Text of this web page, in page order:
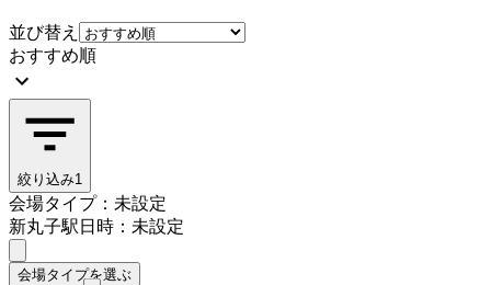
並び替え
おすすめ順
絞り込み1
会場タイプ：未設定
新丸子駅日時：未設定
会場タイプを選ぶ